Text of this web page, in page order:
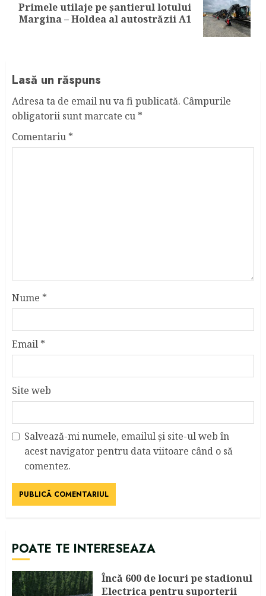
Next
post:
Primele utilaje pe șantierul lotului
Margina – Holdea al autostrăzii A1
Lasă un răspuns
Adresa ta de email nu va fi publicată. Câmpurile
obligatorii sunt marcate cu *
Comentariu *
Nume *
Email *
Site web
Salvează-mi numele, emailul și site-ul web în
acest navigator pentru data viitoare când o să
comentez.
POATE TE INTERESEAZA
Încă 600 de locuri pe stadionul
Electrica pentru suporterii